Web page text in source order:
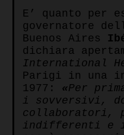
E’ quanto per
governatore
Buenos Aires
dichiara
International
Parigi in una
1977: «Per
i sovversivi,
collaboratori,
indifferenti e